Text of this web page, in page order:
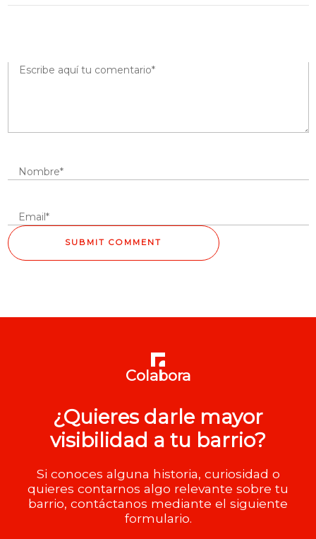
Colabora
¿Quieres darle mayor
visibilidad a tu barrio?
Si conoces alguna historia, curiosidad o
quieres contarnos algo relevante sobre tu
barrio, contáctanos mediante el siguiente
formulario.